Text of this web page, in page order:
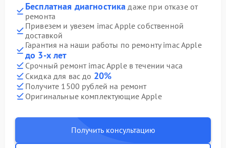
Бесплатная диагностика даже при отказе от
ремонта
Привезем и увезем imac Apple собственной
доставкой
Гарантия на наши работы по ремонту imac Apple
до 3-х лет
Срочный ремонт imac Apple в течении часа
Скидка для вас до 20%
Получите 1500 рублей на ремонт
Оригинальные комплектующие Apple
Получить консультацию